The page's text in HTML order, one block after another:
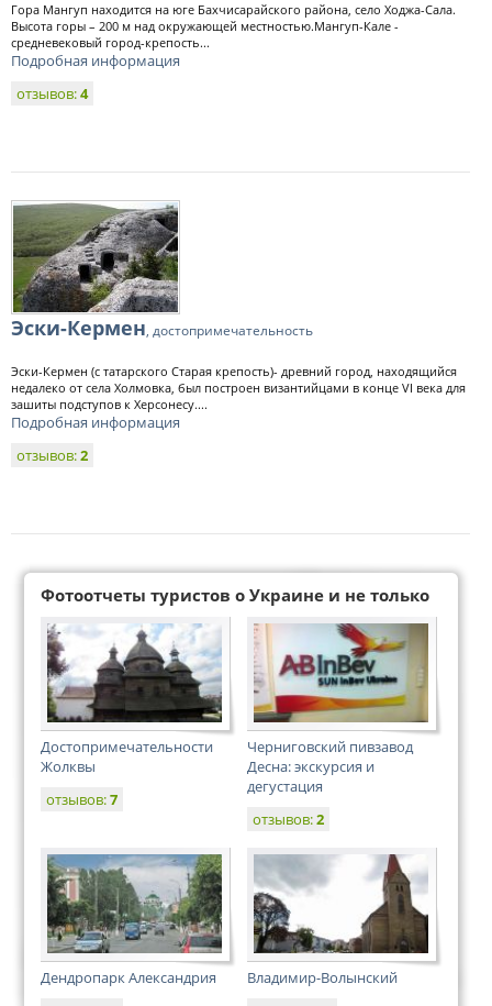
Гора Мангуп находится на юге Бахчисарайского района, село Ходжа-Сала.
Высота горы – 200 м над окружающей местностью.Мангуп-Кале -
средневековый город-крепость...
Подробная информация
отзывов:4
Эски-Кермен, достопримечательность
Эски-Кермен (с татарского Старая крепость)- древний город, находящийся
недалеко от села Холмовка, был построен византийцами в конце VI века для
зашиты подступов к Херсонесу....
Подробная информация
отзывов:2
Фотоотчеты туристов о Украине и не только
Достопримечательности
Жолквы
отзывов:7
Черниговский пивзавод
Десна: экскурсия и
дегустация
отзывов:2
Дендропарк Александрия
Владимир-Волынский